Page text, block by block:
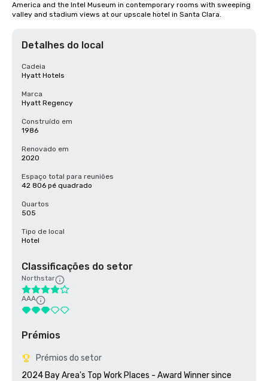
America and the Intel Museum in contemporary rooms with sweeping
valley and stadium views at our upscale hotel in Santa Clara.
Detalhes do local
Cadeia
Hyatt Hotels
Marca
Hyatt Regency
Construído em
1986
Renovado em
2020
Espaço total para reuniões
42 806 pé quadrado
Quartos
505
Tipo de local
Hotel
Classificações do setor
Northstar
AAA
Prémios
Prémios do setor
2024 Bay Area's Top Work Places - Award Winner since